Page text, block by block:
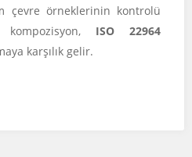
çevre örneklerinin kontrolü
ISO 22964
karşılık gelir.